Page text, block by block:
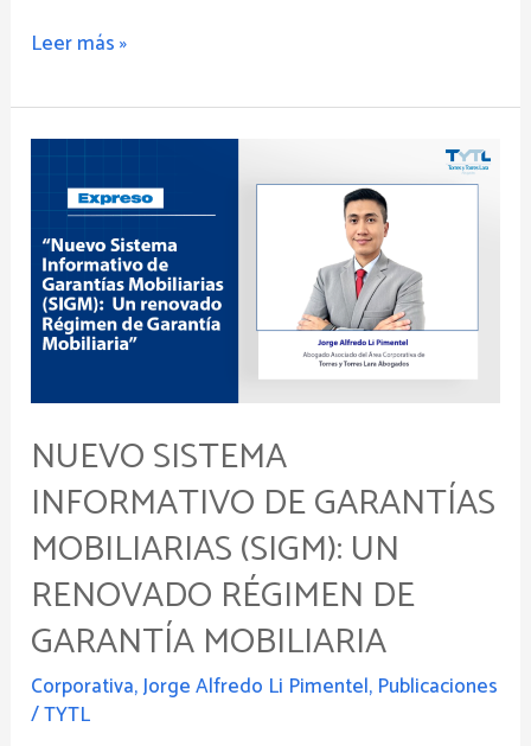
Leer más »
NUEVO SISTEMA
INFORMATIVO DE GARANTÍAS
MOBILIARIAS (SIGM): UN
RENOVADO RÉGIMEN DE
GARANTÍA MOBILIARIA
Corporativa,Jorge Alfredo Li Pimentel, Publicaciones
/TYTL
Sistema
Informativo
de
Garantías
Mobiliarias
(SIGM):
renovado
Régimen
de
Garantía
Mobiliaria